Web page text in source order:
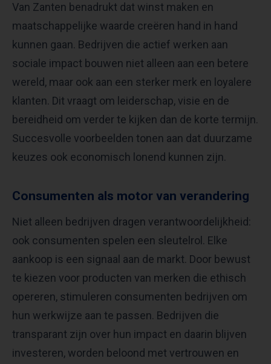
Van Zanten benadrukt dat winst maken en
maatschappelijke waarde creëren hand in hand
kunnen gaan. Bedrijven die actief werken aan
sociale impact bouwen niet alleen aan een betere
wereld, maar ook aan een sterker merk en loyalere
klanten. Dit vraagt om leiderschap, visie en de
bereidheid om verder te kijken dan de korte termijn.
Succesvolle voorbeelden tonen aan dat duurzame
keuzes ook economisch lonend kunnen zijn.
Consumenten als motor van verandering
Niet alleen bedrijven dragen verantwoordelijkheid:
ook consumenten spelen een sleutelrol. Elke
aankoop is een signaal aan de markt. Door bewust
te kiezen voor producten van merken die ethisch
opereren, stimuleren consumenten bedrijven om
hun werkwijze aan te passen. Bedrijven die
transparant zijn over hun impact en daarin blijven
investeren, worden beloond met vertrouwen en